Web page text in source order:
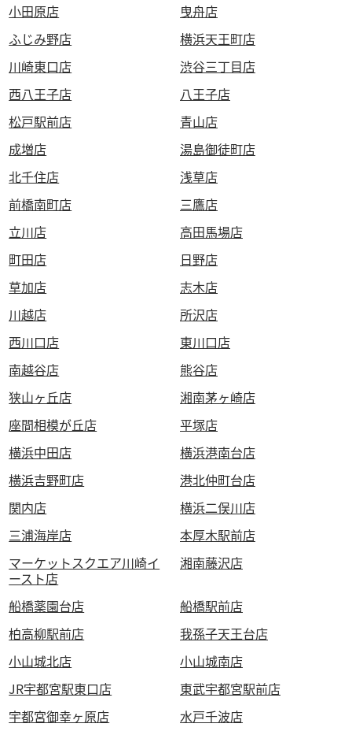
小田原店
曳舟店
ふじみ野店
横浜天王町店
川崎東口店
渋谷三丁目店
西八王子店
八王子店
松戸駅前店
青山店
成増店
湯島御徒町店
北千住店
浅草店
前橋南町店
三鷹店
立川店
高田馬場店
町田店
日野店
草加店
志木店
川越店
所沢店
西川口店
東川口店
南越谷店
熊谷店
狭山ヶ丘店
湘南茅ヶ崎店
座間相模が丘店
平塚店
横浜中田店
横浜港南台店
横浜吉野町店
港北仲町台店
関内店
横浜二俣川店
三浦海岸店
本厚木駅前店
マーケットスクエア川崎イ
ースト店
湘南藤沢店
船橋薬園台店
船橋駅前店
柏高柳駅前店
我孫子天王台店
小山城北店
小山城南店
JR宇都宮駅東口店
東武宇都宮駅前店
宇都宮御幸ヶ原店
水戸千波店